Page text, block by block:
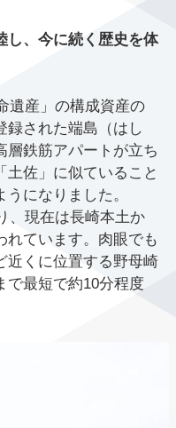
し、今に続く歴史を体
遺産」の構成資産の
録された端島（はし
層鉄筋アパートが立ち
土佐」に似ていること
になりました。
、現在は長崎本土か
れています。肉眼でも
近くに位置する野母崎
で最短で約10分程度